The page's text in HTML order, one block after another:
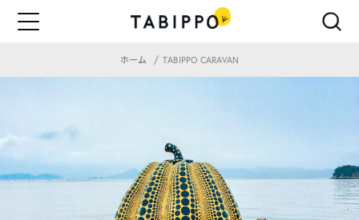
ホーム TABIPPO CARAVAN